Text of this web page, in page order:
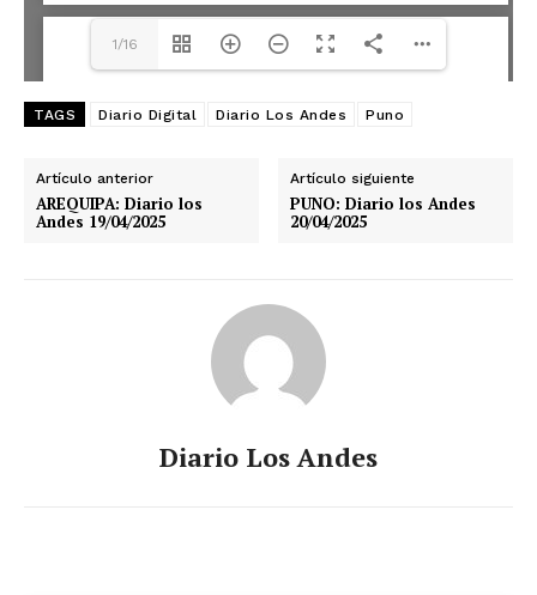
1/16
TAGS Diario Digital Diario Los Andes Puno
Artículo anterior
AREQUIPA: Diario los
Andes 19/04/2025
Artículo siguiente
PUNO: Diario los Andes
20/04/2025
Diario Los Andes